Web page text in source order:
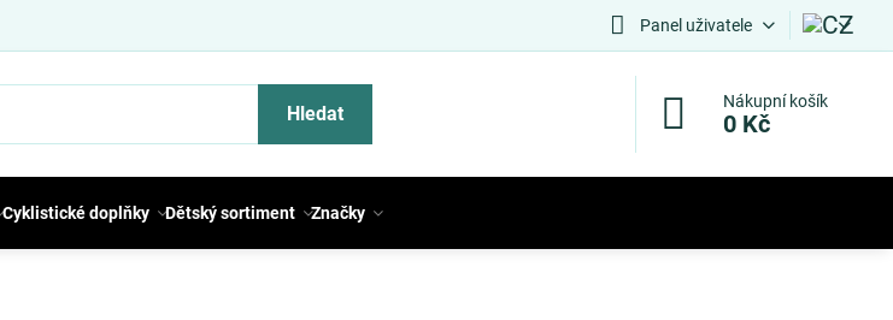
Panel uživatele
Hledat
Nákupní košík
0 Kč
Cyklistické doplňky Dětský sortiment Značky